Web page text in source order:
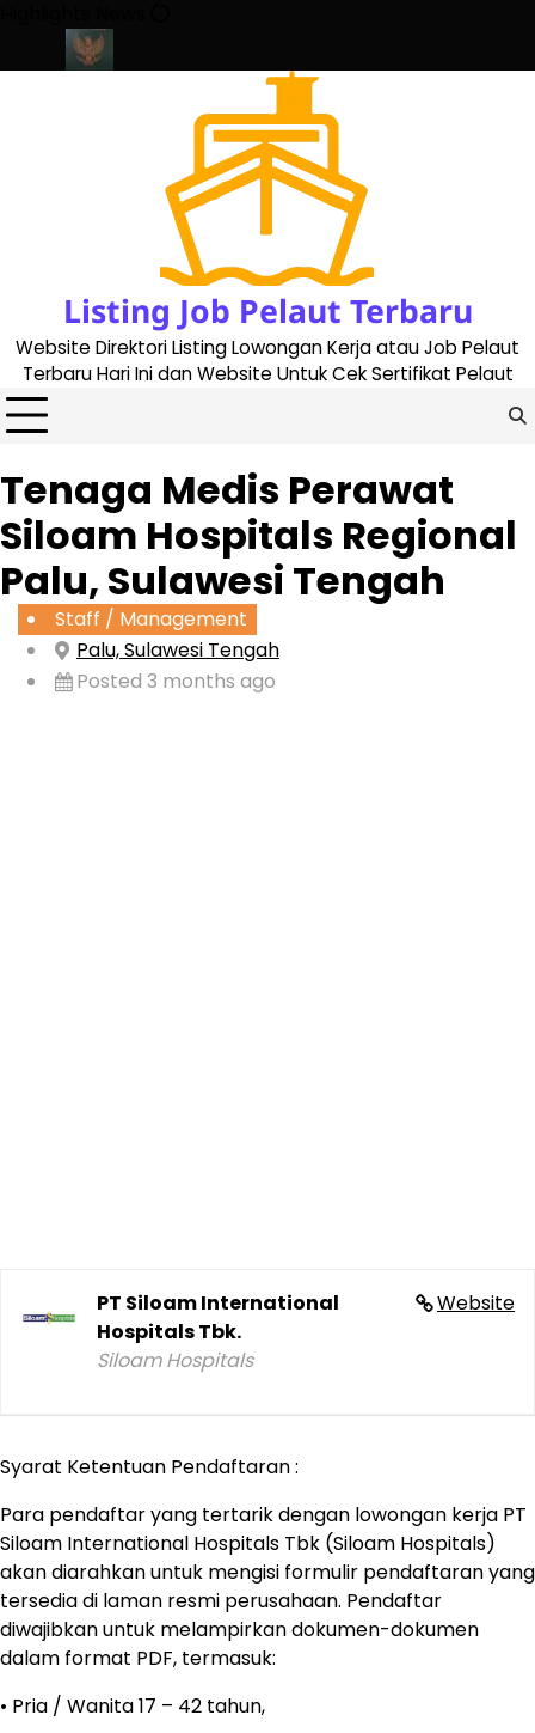
content
Listing Job Pelaut Terbaru
Website Direktori Listing Lowongan Kerja atau Job Pelaut
Terbaru Hari Ini dan Website Untuk Cek Sertifikat Pelaut
Tenaga Medis Perawat
Siloam Hospitals Regional
Palu, Sulawesi Tengah
Staff / Management
Palu, Sulawesi Tengah
Posted 3 months ago
Website
PT Siloam International
Hospitals Tbk.
Siloam Hospitals
Syarat Ketentuan Pendaftaran :
Para pendaftar yang tertarik dengan lowongan kerja PT
Siloam International Hospitals Tbk (Siloam Hospitals)
akan diarahkan untuk mengisi formulir pendaftaran yang
tersedia di laman resmi perusahaan. Pendaftar
diwajibkan untuk melampirkan dokumen-dokumen
dalam format PDF, termasuk:
• Pria / Wanita 17 – 42 tahun,